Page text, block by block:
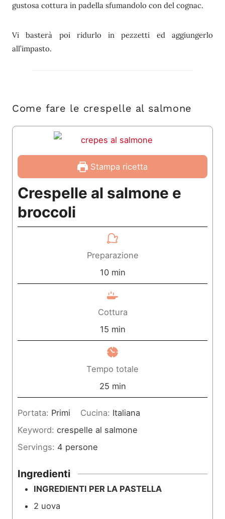
gustosa cottura in padella sfumandolo con del cognac.
Vi basterà poi ridurlo in pezzetti ed aggiungerlo
all’impasto.
Come fare le crespelle al salmone
Stampa ricetta
Crespelle al salmone e
broccoli
Preparazione
10m
t
i
min
Cottura
15m
i
t
i
min
Tempo totale
25m
i
min
Portata: Primi Cucina: Italiana
Keyword: crespelle al salmone
Servings: 4 persone
Ingredienti
INGREDIENTI PER LA PASTELLA
2 uova